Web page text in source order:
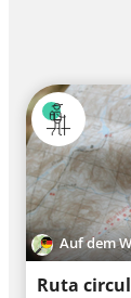
Auf dem
Ruta